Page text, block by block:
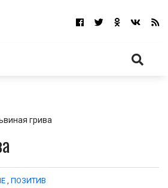
грива
, ПОЗИТИВ